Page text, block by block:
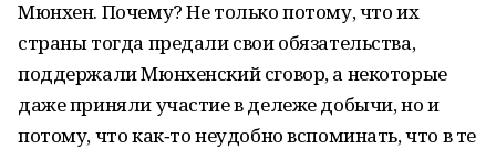
Мюнхен. Почему? Не только потому, что их
страны тогда предали свои обязательства,
поддержали Мюнхенский сговор, а некоторые
даже приняли участие в дележе добычи, но и
потому, что как‑то неудобно вспоминать, что в те